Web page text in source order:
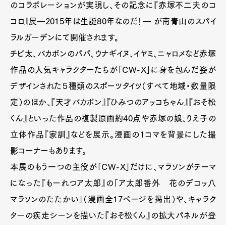
のコラボレーションが実現し、その記念に『赤塚不二夫のコ
コロ』展―2015年は生誕80年なのだ！― が南青山のスパイ
ラルガーデンにて開催されます。
チビ太、バカボンのパパ、ウナギイヌ、イヤミ、ニャロメなど赤塚
作品の人気キャラクターたちが「CW-X」に身を包んだ姿が
デザインされた５種類のスポーツタイツ（すべて地域・数量限
定）のほか、『天才バカボン』『ひみつのアッコちゃん』『おそ松
くん』といった作品の複製原画約40点や赤塚の娘、りえ子の
立体作品『家訓』などを展示。漫画の１コマを背景にした撮
影コーナーもあります。
本展のもう一つの主役が「CW-X」だけに、マラソンがテーマ
になった『もーれつア太郎』の「ア太郎番外 花のデコッ八
マラソンのたたかい」（漫画全17ページを掲出）や、キャラク
ターの疾走シーンを描いた『おそ松くん』の拡大パネルが登